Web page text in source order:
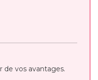
de vos avantages.